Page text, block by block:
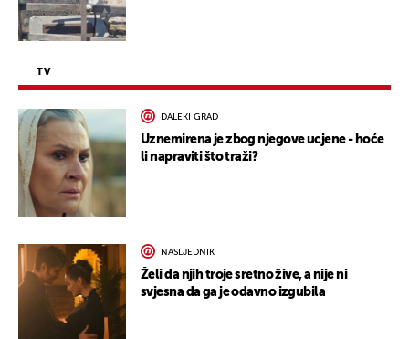
TV
DALEKI GRAD
Uznemirena je zbog njegove ucjene - hoće
li napraviti što traži?
NASLJEDNIK
Želi da njih troje sretno žive, a nije ni
svjesna da ga je odavno izgubila